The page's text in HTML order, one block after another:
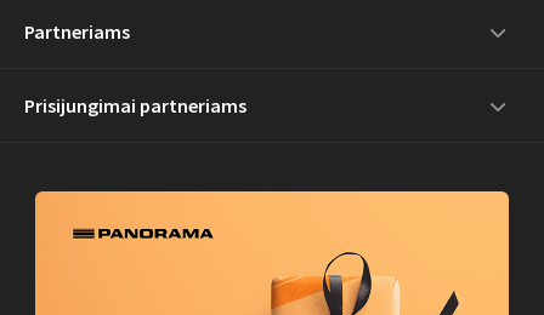
Partneriams
Prisijungimai partneriams